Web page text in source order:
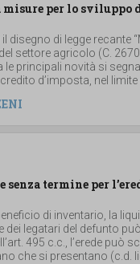
per lo sviluppo
disegno di legge recante
settore agricolo (C.
le principali novità si
d’imposta, nel
termine per
di inventario, la
dei legatari del defunto
495 c.c., l’erede può
che si presentano (c.d.